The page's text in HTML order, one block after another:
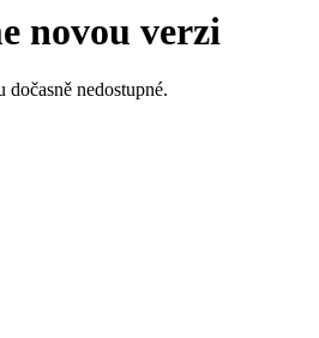
novou verzi
nedostupné.